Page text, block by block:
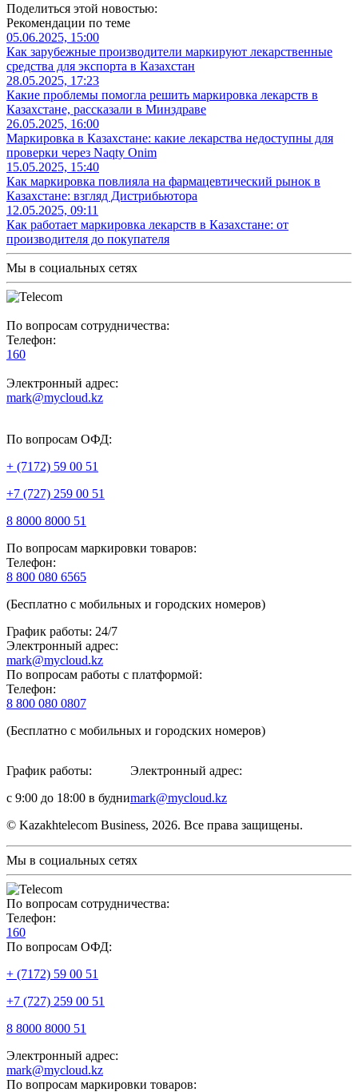
Поделиться этой новостью:
Рекомендации по теме
05.06.2025, 15:00
Как зарубежные производители маркируют лекарственные
средства для экспорта в Казахстан
28.05.2025, 17:23
Какие проблемы помогла решить маркировка лекарств в
Казахстане, рассказали в Минздраве
26.05.2025, 16:00
Маркировка в Казахстане: какие лекарства недоступны для
проверки через Naqty Onim
15.05.2025, 15:40
Как маркировка повлияла на фармацевтический рынок в
Казахстане: взгляд Дистрибьютора
12.05.2025, 09:11
Как работает маркировка лекарств в Казахстане: от
производителя до покупателя
Мы в социальных сетях
По вопросам сотрудничества:
Телефон:
160
Электронный адрес:
mark@mycloud.kz
По вопросам ОФД:
+ (7172) 59 00 51
+7 (727) 259 00 51
8 8000 8000 51
По вопросам маркировки товаров:
Телефон:
8 800 080 6565
(Бесплатно с мобильных и городских номеров)
График работы: 24/7
Электронный адрес:
mark@mycloud.kz
По вопросам работы с платформой:
Телефон:
8 800 080 0807
(Бесплатно с мобильных и городских номеров)
График работы:
с 9:00 до 18:00 в будни
Электронный адрес:
mark@mycloud.kz
© Kazakhtelecom Business, 2026. Все права защищены.
Мы в социальных сетях
По вопросам сотрудничества:
Телефон:
160
По вопросам ОФД:
+ (7172) 59 00 51
+7 (727) 259 00 51
8 8000 8000 51
Электронный адрес:
mark@mycloud.kz
По вопросам маркировки товаров: